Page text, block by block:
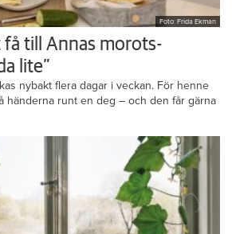
Foto: Frida Ekman
få till Annas morots-
lite”
nybakt flera dagar i veckan. För henne
händerna runt en deg – och den får gärna